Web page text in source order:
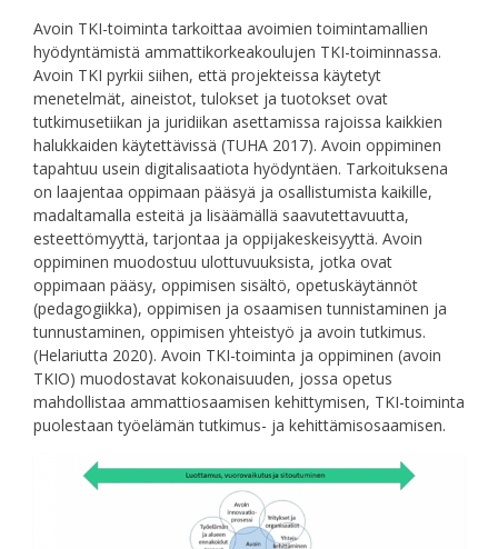
Avoin TKI-toiminta tarkoittaa avoimien toimintamallien
hyödyntämistä ammattikorkeakoulujen TKI-toiminnassa.
Avoin TKI pyrkii siihen, että projekteissa käytetyt
menetelmät, aineistot, tulokset ja tuotokset ovat
tutkimusetiikan ja juridiikan asettamissa rajoissa kaikkien
halukkaiden käytettävissä (TUHA 2017). Avoin oppiminen
tapahtuu usein digitalisaatiota hyödyntäen. Tarkoituksena
on laajentaa oppimaan pääsyä ja osallistumista kaikille,
madaltamalla esteitä ja lisäämällä saavutettavuutta,
esteettömyyttä, tarjontaa ja oppijakeskeisyyttä. Avoin
oppiminen muodostuu ulottuvuuksista, jotka ovat
oppimaan pääsy, oppimisen sisältö, opetuskäytännöt
(pedagogiikka), oppimisen ja osaamisen tunnistaminen ja
tunnustaminen, oppimisen yhteistyö ja avoin tutkimus.
(Helariutta 2020). Avoin TKI-toiminta ja oppiminen (avoin
TKIO) muodostavat kokonaisuuden, jossa opetus
mahdollistaa ammattiosaamisen kehittymisen, TKI-toiminta
puolestaan työelämän tutkimus- ja kehittämisosaamisen.